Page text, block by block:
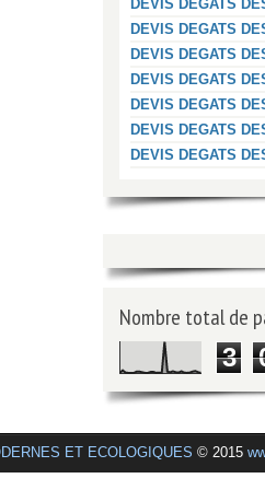
DEVIS DEGATS
DEVIS DEGATS
DEVIS DEGATS
DEVIS DEGATS
DEVIS DEGATS
DEVIS DEGATS
DEVIS DEGATS
Nombre total de
3
ET ECOLOGIQUES © 2015